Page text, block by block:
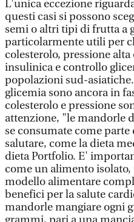
L'unica eccezione
questi casi si possono
semi o altri tipi di frutta a
particolarmente utili per
colesterolo, pressione
insulinica e controllo
popolazioni sud-
glicemia sono ancora in
colesterolo e pressione
attenzione, "le mandorle
se consumate come
salutare, come la dieta
dieta Portfolio. E'
come un alimento
modello alimentare
benefici per la salute
mandorle mangiare ogni